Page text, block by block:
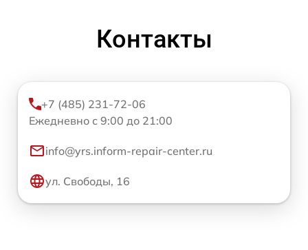
Контакты
+7 (485) 231-72-06
Ежедневно с 9:00 до 21:00
info@yrs.inform-repair-center.ru
ул. Свободы, 16